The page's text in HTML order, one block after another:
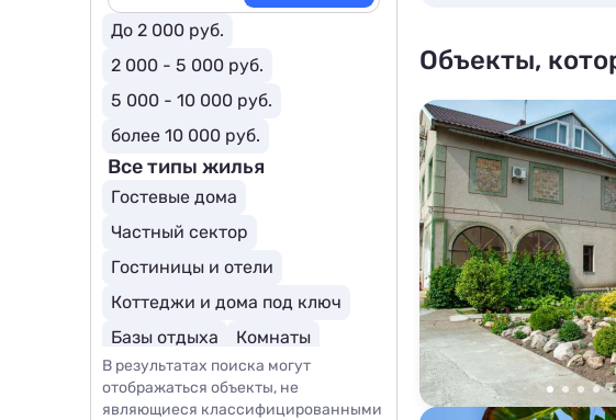
Объекты,
До 2 000 руб.
2 000 - 5 000 руб.
5 000 - 10 000 руб.
более 10 000 руб.
Все типы жилья
Гостевые дома
Частный сектор
Гостиницы и отели
Коттеджи и дома под ключ
Базы отдыха
Комнаты
Бутик-отели
Отели для молодоженов
В результатах поиска могут
отображаться объекты, не
являющиеся классифицированными